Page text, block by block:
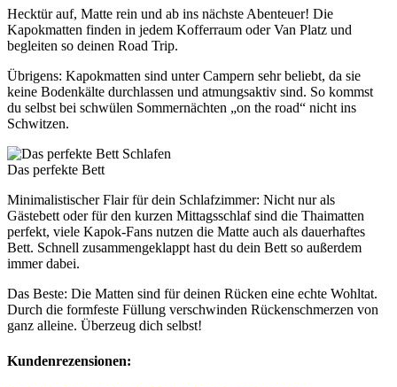
Hecktür auf, Matte rein und ab ins nächste Abenteuer! Die
Kapokmatten finden in jedem Kofferraum oder Van Platz und
begleiten so deinen Road Trip.
Übrigens: Kapokmatten sind unter Campern sehr beliebt, da sie
keine Bodenkälte durchlassen und atmungsaktiv sind. So kommst
du selbst bei schwülen Sommernächten „on the road“ nicht ins
Schwitzen.
Schlafen
Das perfekte Bett
Minimalistischer Flair für dein Schlafzimmer: Nicht nur als
Gästebett oder für den kurzen Mittagsschlaf sind die Thaimatten
perfekt, viele Kapok-Fans nutzen die Matte auch als dauerhaftes
Bett. Schnell zusammengeklappt hast du dein Bett so außerdem
immer dabei.
Das Beste: Die Matten sind für deinen Rücken eine echte Wohltat.
Durch die formfeste Füllung verschwinden Rückenschmerzen von
ganz alleine. Überzeug dich selbst!
Kundenrezensionen: